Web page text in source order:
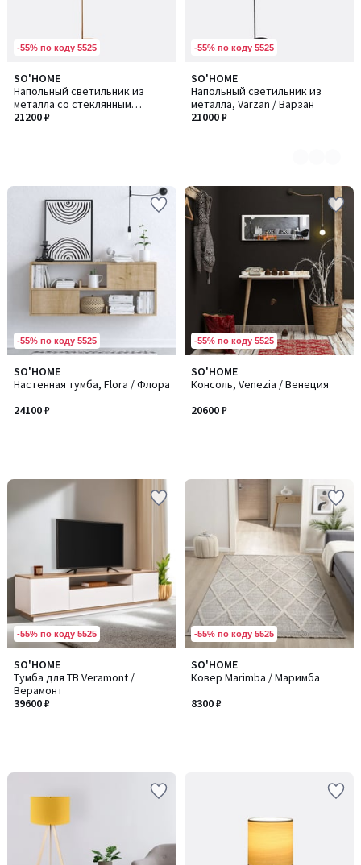
-55% по коду 5525
SO'HOME
Напольный светильник из
металла со стеклянным
абажуром, Viran / Виран
21200 ₽
-55% по коду 5525
SO'HOME
Напольный светильник из
металла, Varzan / Варзан
21000 ₽
Количество
цветов:
2
-55% по коду 5525
SO'HOME
Настенная тумба, Flora / Флора
24100 ₽
-55% по коду 5525
SO'HOME
Консоль, Venezia / Венеция
20600 ₽
-55% по коду 5525
SO'HOME
Тумба для ТВ Veramont /
Верамонт
39600 ₽
-55% по коду 5525
SO'HOME
Ковер Marimba / Маримба
8300 ₽